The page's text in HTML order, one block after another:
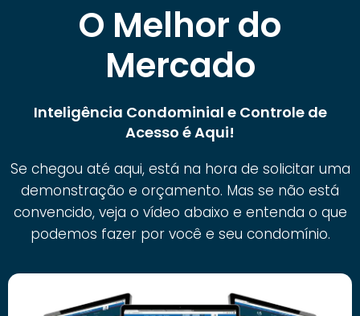
O Melhor do
Mercado
Inteligência Condominial e Controle de
Acesso é Aqui!
Se chegou até aqui, está na hora de solicitar uma
demonstração e orçamento. Mas se não está
convencido, veja o vídeo abaixo e entenda o que
podemos fazer por você e seu condomínio.